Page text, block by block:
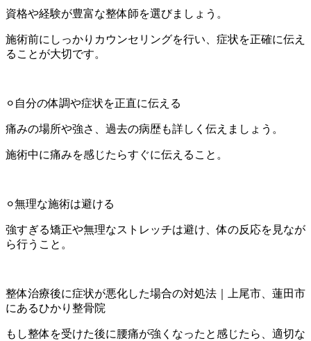
資格や経験が豊富な整体師を選びましょう。
施術前にしっかりカウンセリングを行い、症状を正確に伝え
ることが大切です。
⚪︎自分の体調や症状を正直に伝える
痛みの場所や強さ、過去の病歴も詳しく伝えましょう。
施術中に痛みを感じたらすぐに伝えること。
⚪︎無理な施術は避ける
強すぎる矯正や無理なストレッチは避け、体の反応を見なが
ら行うこと。
整体治療後に症状が悪化した場合の対処法｜上尾市、蓮田市
にあるひかり整骨院
もし整体を受けた後に腰痛が強くなったと感じたら、適切な